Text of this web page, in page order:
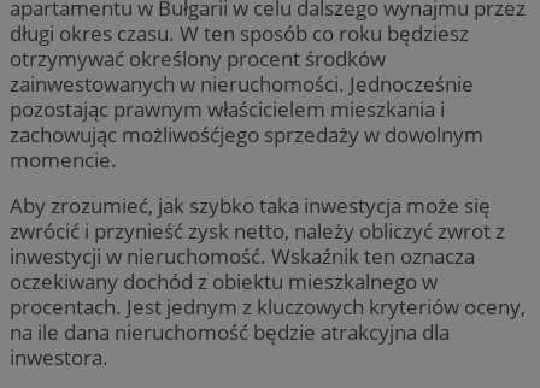
apartamentu w Bułgarii w celu dalszego wynajmu przez
długi okres czasu. W ten sposób co roku będziesz
otrzymywać określony procent środków
zainwestowanych w nieruchomości. Jednocześnie
pozostając prawnym właścicielem mieszkania i
zachowując możliwośćjego sprzedaży w dowolnym
momencie.
Aby zrozumieć, jak szybko taka inwestycja może się
zwrócić i przynieść zysk netto, należy obliczyć zwrot z
inwestycji w nieruchomość. Wskaźnik ten oznacza
oczekiwany dochód z obiektu mieszkalnego w
procentach. Jest jednym z kluczowych kryteriów oceny,
na ile dana nieruchomość będzie atrakcyjna dla
inwestora.